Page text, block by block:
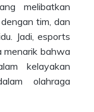
melibatkan
tim, dan
Jadi, esports
menarik bahwa
kelayakan
olahraga